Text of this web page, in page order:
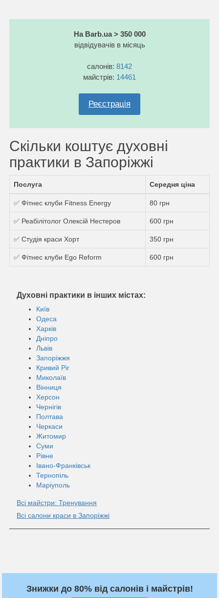
На Barb.ua > 350 000
відвідувачів в місяць
салонів: 8142
майстрів: 14461
Реєстрація
Скільки коштує духовні
практики в Запоріжжі
Послуга Середня ціна
✅ Фітнес клуби Fitness Energy 80 грн
✅ Реабілітолог Олексій Нестеров 600 грн
✅ Студія краси Хорт 350 грн
✅ Фітнес клуби Ego Reform 600 грн
Духовні практики в інших містах:
Київ
Одеса
Харків
Дніпро
Львів
Запоріжжя
Кривий Ріг
Миколаїв
Вінниця
Херсон
Чернігів
Полтава
Черкаси
Житомир
Суми
Рівне
Івано-Франківськ
Тернопіль
Маріуполь
Всі майстри: Тренування
Всі салони краси в Запоріжжі
Знижки до 80% від салонів і майстрів!